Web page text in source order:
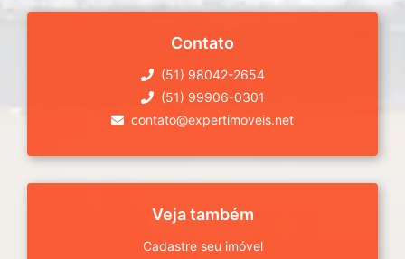
Contato
(51) 98042-2654
(51) 99906-0301
contato@expertimoveis.net
Veja também
Cadastre seu imóvel